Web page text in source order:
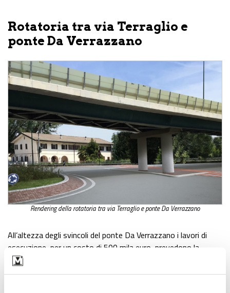
Rotatoria tra via Terraglio e
ponte Da Verrazzano
Rendering della rotatoria tra via Terraglio e ponte Da Verrazzano
All’altezza degli svincoli del ponte Da Verrazzano i lavori di
esecuzione, per un costo di 500 mila euro, prevedono la
realizzazione in
centro ci sarà un’aiuola. Come per le altre rotatorie, il